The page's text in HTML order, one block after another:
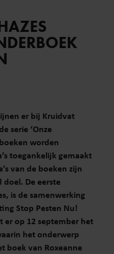
er bij Kruidvat
serie ‘Onze
worden
toegankelijk gemaakt
van de boeken zijn
De eerste
is de samenwerking
Stop Pesten Nu!
er op 12 september het
het onderwerp
boek van Roxeanne